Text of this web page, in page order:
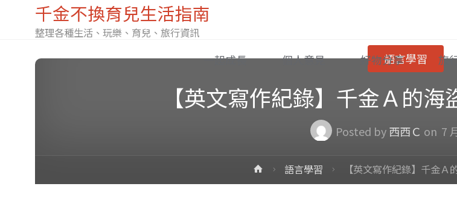
千金不換育兒生活指南
整理各種生活、玩樂、育兒、旅行資訊
Skip
to
一起成長 個人意見 好物分享 旅
【英文寫作紀錄】千金Ａ的
Posted by 西西Ｃ on 7
語言學習
Home語言學習 【英文寫作紀錄】千金